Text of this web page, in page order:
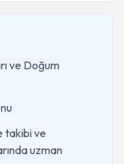
ve Doğum
takibi ve
uzman